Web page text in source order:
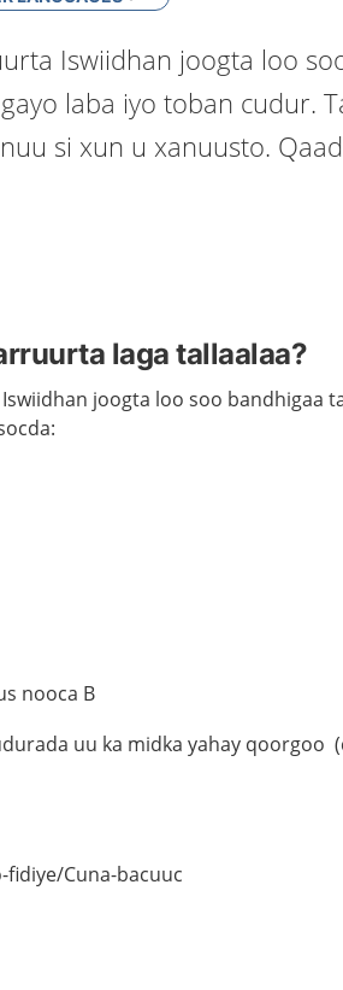
Iswiidhan joogta loo
laba iyo toban cudur.
si xun u xanuusto.
laga tallaalaa?
joogta loo soo bandhigaa
nooca B
uu ka midka yahay qoorgoo (
Cuna-bacuuc